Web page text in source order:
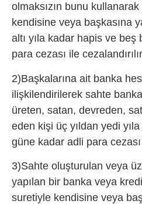
olmaksızın bunu
kendisine veya başkasına
altı yıla kadar hapis ve
para cezası ile
2)Başkalarına ait banka
ilişkilendirilerek sahte
üreten, satan, devreden,
eden kişi üç yıldan yedi
güne kadar adli para cezası
3)Sahte oluşturulan veya
yapılan bir banka veya
suretiyle kendisine veya